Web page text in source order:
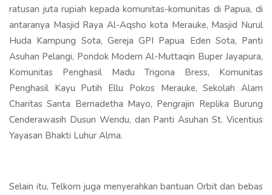
ratusan juta rupiah kepada komunitas-komunitas di Papua, di
antaranya Masjid Raya Al-Aqsho kota Merauke, Masjid Nurul
Huda Kampung Sota, Gereja GPI Papua Eden Sota, Panti
Asuhan Pelangi, Pondok Modern Al-Muttaqin Buper Jayapura,
Komunitas Penghasil Madu Trigona Bress, Komunitas
Penghasil Kayu Putih Ellu Pokos Merauke, Sekolah Alam
Charitas Santa Bernadetha Mayo, Pengrajin Replika Burung
Cenderawasih Dusun Wendu, dan Panti Asuhan St. Vicentius
Yayasan Bhakti Luhur Alma.
Selain itu, Telkom juga menyerahkan bantuan Orbit dan bebas